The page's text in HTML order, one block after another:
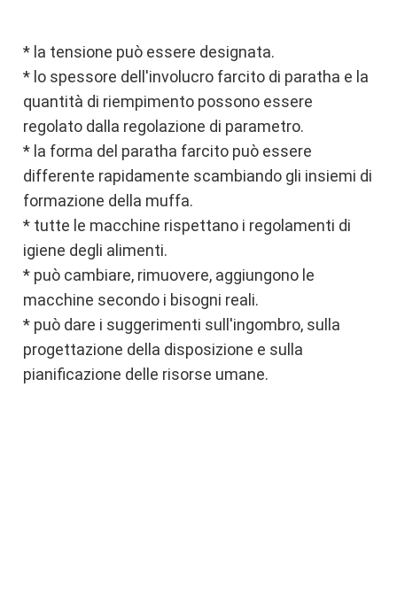
* la tensione può essere designata.
* lo spessore dell'involucro farcito di paratha e la
quantità di riempimento possono essere
regolato dalla regolazione di parametro.
* la forma del paratha farcito può essere
differente rapidamente scambiando gli insiemi di
formazione della muffa.
* tutte le macchine rispettano i regolamenti di
igiene degli alimenti.
* può cambiare, rimuovere, aggiungono le
macchine secondo i bisogni reali.
* può dare i suggerimenti sull'ingombro, sulla
progettazione della disposizione e sulla
pianificazione delle risorse umane.